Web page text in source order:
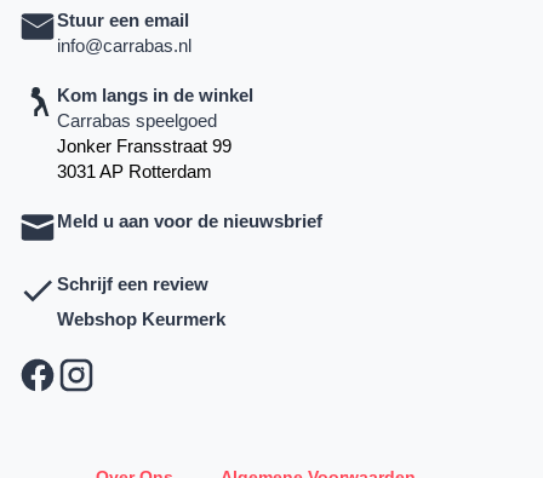
Stuur een email
info@carrabas.nl
Kom langs in de winkel
Carrabas speelgoed
Jonker Fransstraat 99
3031 AP Rotterdam
Meld u aan voor de nieuwsbrief
Schrijf een review
Webshop Keurmerk